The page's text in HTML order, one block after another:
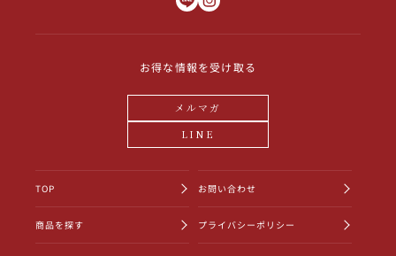
お得な情報を受け取る
メルマガ
LINE
TOP
商品を探す
お問い合わせ
プライバシーポリシー